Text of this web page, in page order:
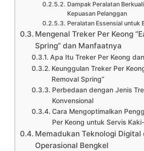
Dampak Peralatan
Kepuasan Pelanggan
Peralatan Essensial untuk
Mengenal Treker Per Keong
Spring” dan Manfaatnya
Apa Itu Treker Per Keong
Keunggulan Treker Per
Removal Spring”
Perbedaan dengan Jenis
Konvensional
Cara Mengoptimalkan
Per Keong untuk Servis
Memadukan Teknologi Digital
Operasional Bengkel